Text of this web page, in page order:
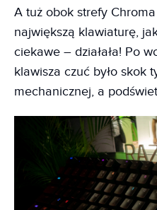
A tuż obok strefy
największą klawiaturę,
ciekawe – działała! Po
klawisza czuć było skok
mechanicznej, a